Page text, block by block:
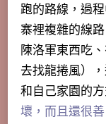
跑的路線，過
寨裡複雜的線
陳洛軍東西吃
去找龍捲風）
和自己家園的方
壞，而且還很